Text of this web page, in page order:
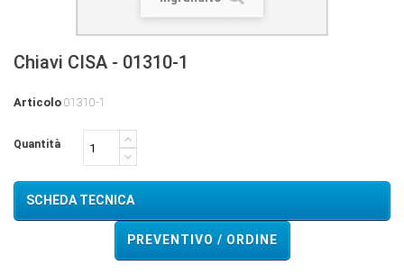
Chiavi CISA - 01310-1
Articolo 01310-1
Quantità
SCHEDA TECNICA
PREVENTIVO / ORDINE